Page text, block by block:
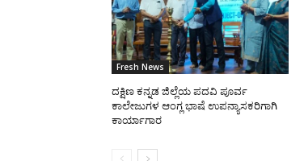
Fresh News
ದಕ್ಷಿಣ ಕನ್ನಡ ಜಿಲ್ಲೆಯ ಪದವಿ ಪೂರ್ವ
ಕಾಲೇಜುಗಳ ಆಂಗ್ಲ ಭಾಷೆ ಉಪನ್ಯಾಸಕರಿಗಾಗಿ
ಕಾರ್ಯಾಗಾರ